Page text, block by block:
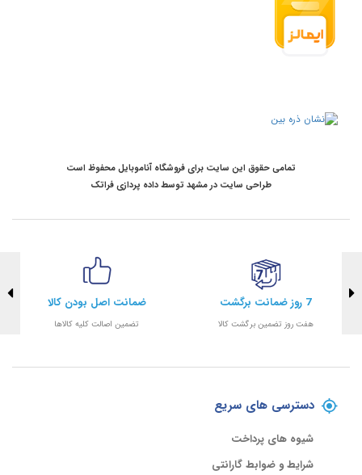
تمامی حقوق این سایت برای فروشگاه آناموبایل محفوظ است
طراحی سایت در مشهد توسطداده پردازی فراتک
7 روز ضمانت برگشت
هفت روز تضمین برگشت کالا
ضمانت اصل بودن کالا
تضمین اصالت کلیه کالاها
دسترسی های سریع
شیوه های پرداخت
شرایط و ضوابط گارانتی